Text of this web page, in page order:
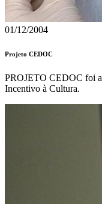
01/12/2004
Projeto CEDOC
PROJETO CEDOC foi
Incentivo à Cultura.